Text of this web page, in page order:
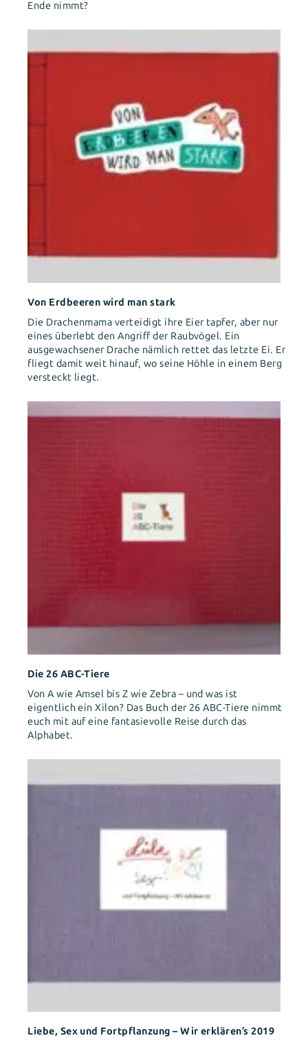
Ende nimmt?
Von Erdbeeren wird man stark
Die Drachenmama verteidigt ihre Eier tapfer, aber nur
eines überlebt den Angriff der Raubvögel. Ein
ausgewachsener Drache nämlich rettet das letzte Ei. Er
fliegt damit weit hinauf, wo seine Höhle in einem Berg
versteckt liegt.
Die 26 ABC-Tiere
Von A wie Amsel bis Z wie Zebra – und was ist
eigentlich ein Xilon? Das Buch der 26 ABC-Tiere nimmt
euch mit auf eine fantasievolle Reise durch das
Alphabet.
Liebe, Sex und Fortpflanzung – Wir erklären’s 2019